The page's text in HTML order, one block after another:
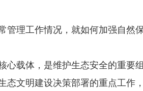
理工作情况，就如何加强自然
载体，是维护生态安全的重要
态文明建设决策部署的重点工作